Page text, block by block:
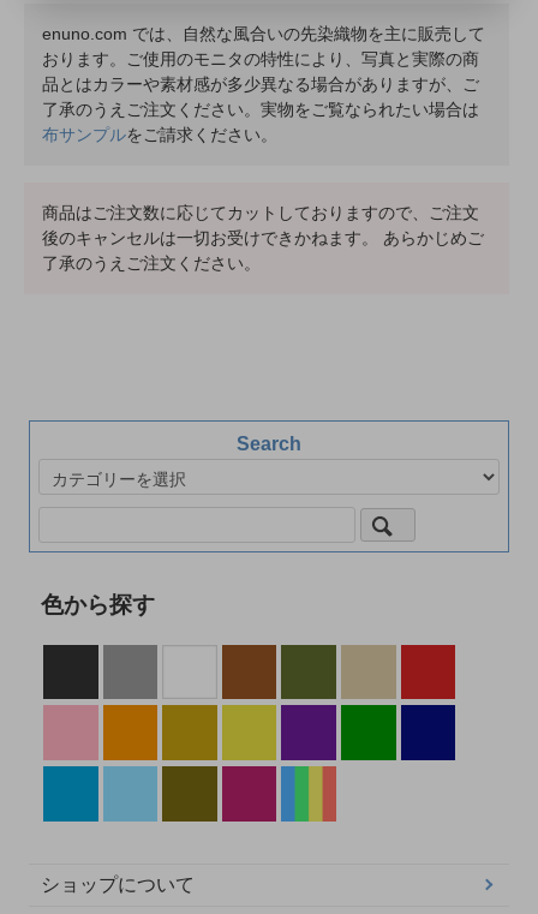
enuno.com では、自然な風合いの先染織物を主に販売して
おります。ご使用のモニタの特性により、写真と実際の商
品とはカラーや素材感が多少異なる場合がありますが、ご
了承のうえご注文ください。実物をご覧なられたい場合は
布サンプルをご請求ください。
商品はご注文数に応じてカットしておりますので、ご注文
後のキャンセルは一切お受けできかねます。 あらかじめご
了承のうえご注文ください。
Search
色から探す
ショップについて